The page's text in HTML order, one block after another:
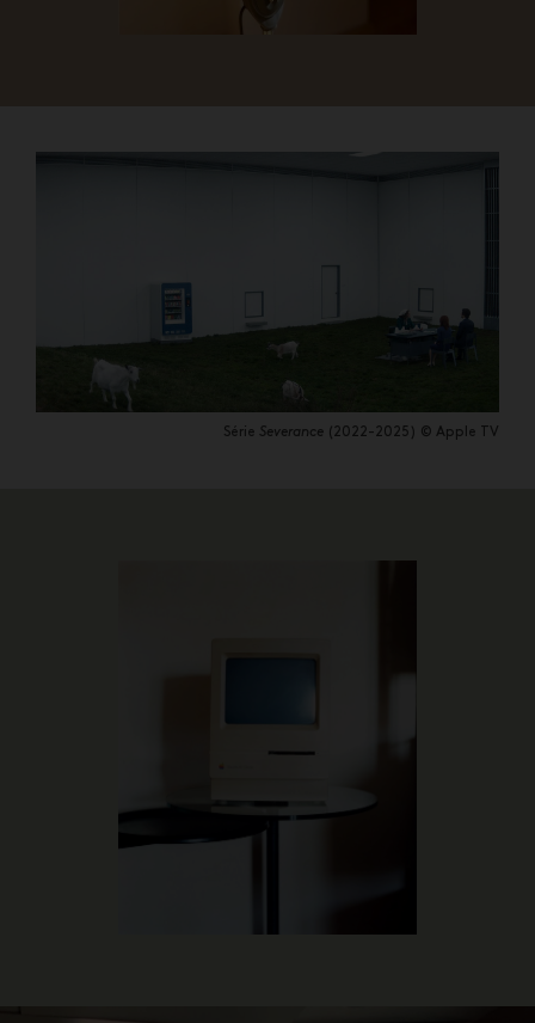
Série Severance (2022-2025) © Apple TV